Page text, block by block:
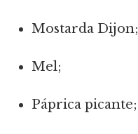
Mostarda Dijon;
Mel;
Páprica picante;